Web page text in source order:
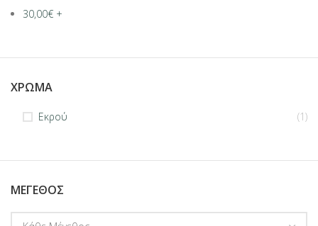
30,00€ +
ΧΡΏΜΑ
Εκρού (1)
ΜΈΓΕΘΟΣ